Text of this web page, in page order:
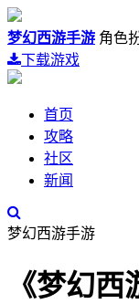
梦幻西游手游 角色
下载游戏
首页
攻略
社区
新闻
梦幻西游手游
《梦幻